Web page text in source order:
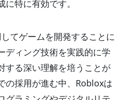
特に有効です。
てゲームを開発することに
ディング技術を実践的に学
する深い理解を培うことが
の採用が進む中、Robloxは